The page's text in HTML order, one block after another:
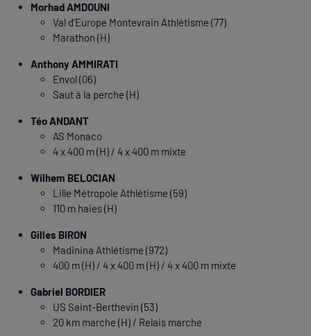
Morhad AMDOUNI
Val d'Europe Montevrain Athlétisme (77)
Marathon (H)
Anthony AMMIRATI
Envol (06)
Saut à la perche (H)
Téo ANDANT
AS Monaco
4 x 400 m (H) / 4 x 400 m mixte
Wilhem BELOCIAN
Lille Métropole Athlétisme (59)
110 m haies (H)
Gilles BIRON
Madinina Athlétisme (972)
400 m (H) / 4 x 400 m (H) / 4 x 400 m mixte
Gabriel BORDIER
US Saint-Berthevin (53)
20 km marche (H) / Relais marche